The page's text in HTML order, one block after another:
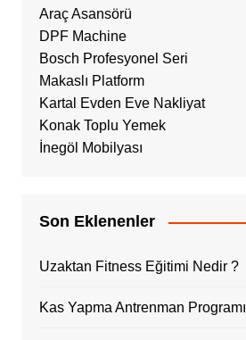
Araç Asansörü
DPF Machine
Bosch Profesyonel Seri
Makaslı Platform
Kartal Evden Eve Nakliyat
Konak Toplu Yemek
İnegöl Mobilyası
Son Eklenenler
Uzaktan Fitness Eğitimi Nedir ?
Kas Yapma Antrenman Programı